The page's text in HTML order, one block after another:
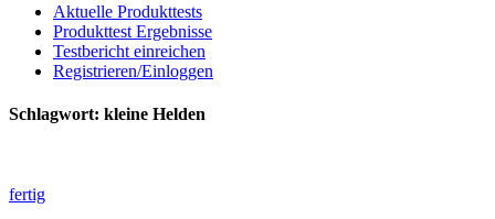
Aktuelle Produkttests
Produkttest Ergebnisse
Testbericht einreichen
Registrieren/Einloggen
Schlagwort: kleine Helden
fertig